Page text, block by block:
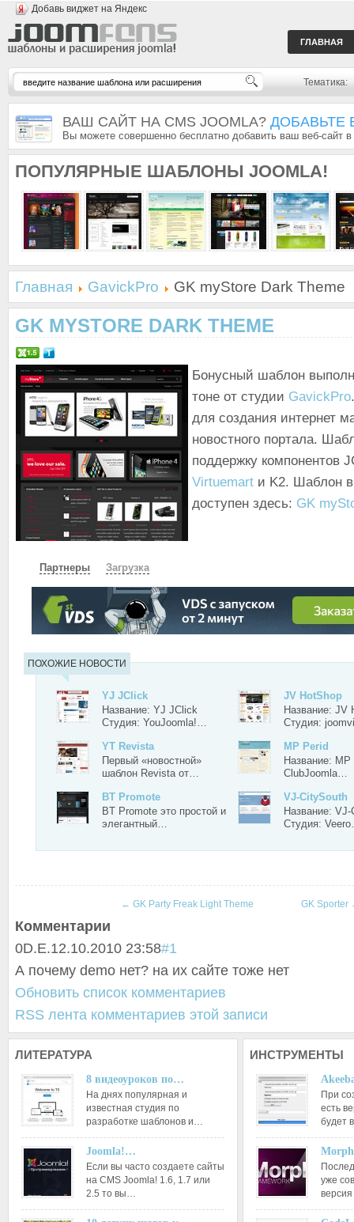
Добавь виджет на Яндекс
ГЛАВНАЯ
Тематика:
ВАШ САЙТ НА CMS JOOMLA? ДОБАВЬТЕ
Вы можете совершенно бесплатно добавить ваш веб-сайт
ПОПУЛЯРНЫЕ ШАБЛОНЫ JOOMLA!
Главная GavickPro GK myStore Dark Theme
GK MYSTORE DARK THEME
Бонусный шаблон
тоне от студии GavickPro
для создания интернет
новостного портала.
поддержку компонентов
Virtuemart и K2. Шаблон
доступен здесь: GK
Партнеры Загрузка
СКАЧАТЬ ЗЕРКАЛО
ПОХОЖИЕ НОВОСТИ
YJ JClick
Название: YJ JClick
Студия: YouJoomla!…
JV HotShop
Название: JV
Студия:
YT Revista
Первый «новостной»
шаблон Revista от…
MP Perid
Название:
ClubJoomla…
BT Promote
BT Promote это простой и
элегантный…
VJ-CitySouth
Название:
Студия:
← GK Party Freak Light Theme GK Sporter
Комментарии
0D.E.12.10.2010 23:58#1
А почему demo нет? на их сайте тоже нет
Обновить список комментариев
RSS лента комментариев этой записи
ЛИТЕРАТУРА
8 видеоуроков по…
На днях популярная и
известная студия по
разработке шаблонов и…
Joomla!…
Если вы часто создаете сайты
на CMS Joomla! 1.6, 1.7 или
2.5 то вы…
ИНСТРУМЕНТЫ
При
есть
будет
уже